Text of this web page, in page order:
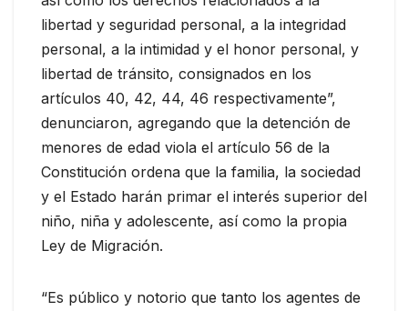
libertad y seguridad personal, a la integridad
personal, a la intimidad y el honor personal, y
libertad de tránsito, consignados en los
artículos 40, 42, 44, 46 respectivamente”,
denunciaron, agregando que la detención de
menores de edad viola el artículo 56 de la
Constitución ordena que la familia, la sociedad
y el Estado harán primar el interés superior del
niño, niña y adolescente, así como la propia
Ley de Migración.
“Es público y notorio que tanto los agentes de